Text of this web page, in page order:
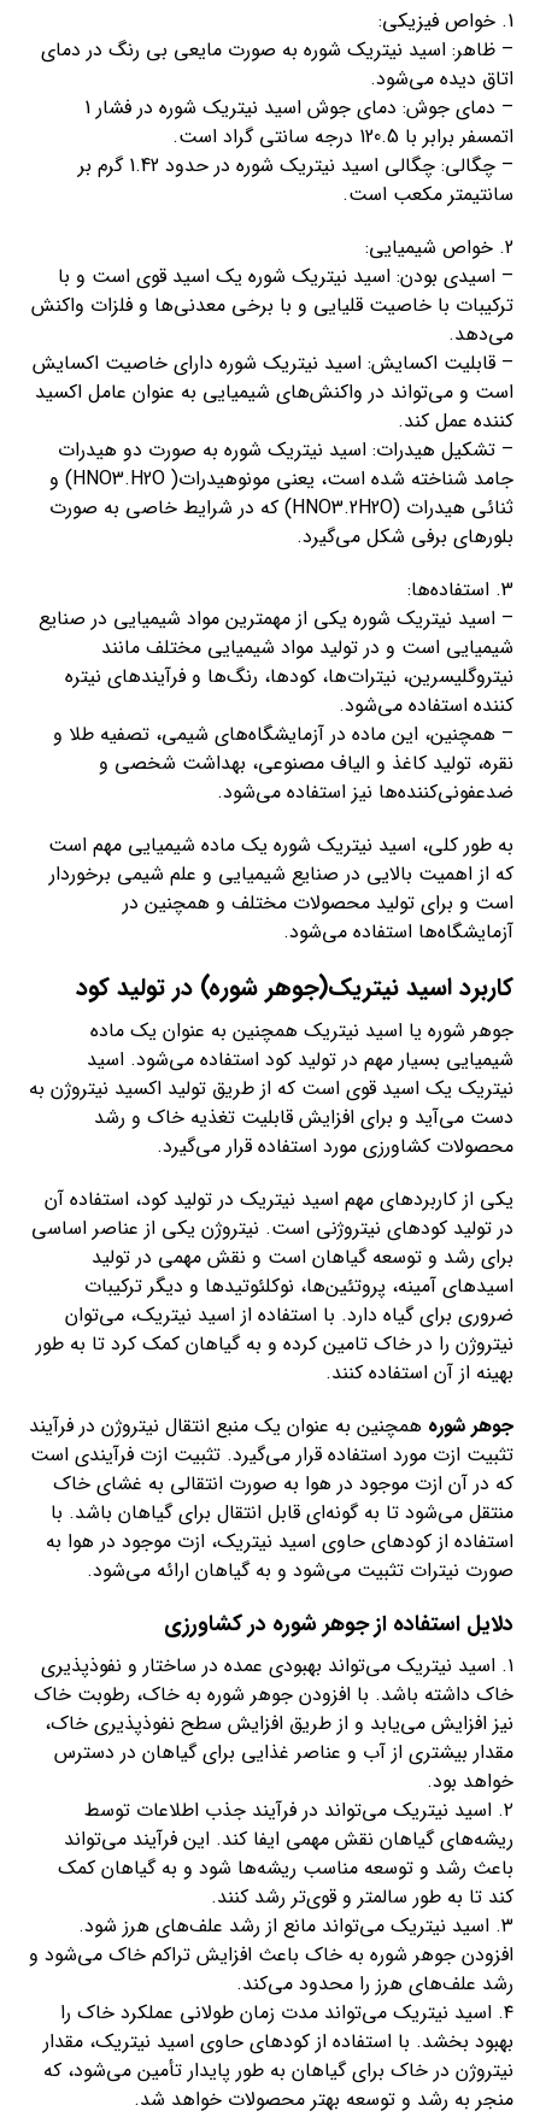
1. خواص فیزیکی:
– ظاهر: اسید نیتریک شوره به صورت مایعی بی رنگ در دمای
اتاق دیده می‌شود.
– دمای جوش: دمای جوش اسید نیتریک شوره در فشار 1
اتمسفر برابر با 120.5 درجه سانتی گراد است.
– چگالی: چگالی اسید نیتریک شوره در حدود 1.42 گرم بر
سانتیمتر مکعب است.
2. خواص شیمیایی:
– اسیدی بودن: اسید نیتریک شوره یک اسید قوی است و با
ترکیبات با خاصیت قلیایی و با برخی معدنی‌ها و فلزات واکنش
می‌دهد.
– قابلیت اکسایش: اسید نیتریک شوره دارای خاصیت اکسایش
است و می‌تواند در واکنش‌های شیمیایی به عنوان عامل اکسید
کننده عمل کند.
– تشکیل هیدرات: اسید نیتریک شوره به صورت دو هیدرات
جامد شناخته شده است، یعنی مونوهیدرات( HNO3.H2O) و
ثنائی هیدرات (HNO3.2H2O) که در شرایط خاصی به صورت
بلورهای برفی شکل می‌گیرد.
3. استفاده‌ها:
– اسید نیتریک شوره یکی از مهمترین مواد شیمیایی در صنایع
شیمیایی است و در تولید مواد شیمیایی مختلف مانند
نیتروگلیسرین، نیترات‌ها، کودها، رنگ‌ها و فرآیندهای نیتره
کننده استفاده می‌شود.
– همچنین، این ماده در آزمایشگاه‌های شیمی، تصفیه طلا و
نقره، تولید کاغذ و الیاف مصنوعی، بهداشت شخصی و
ضدعفونی‌کننده‌ها نیز استفاده می‌شود.
به طور کلی، اسید نیتریک شوره یک ماده شیمیایی مهم است
که از اهمیت بالایی در صنایع شیمیایی و علم شیمی برخوردار
است و برای تولید محصولات مختلف و همچنین در
آزمایشگاه‌ها استفاده می‌شود.
کاربرد اسید نیتریک(جوهر شوره) در تولید کود
جوهر شوره یا اسید نیتریک همچنین به عنوان یک ماده
شیمیایی بسیار مهم در تولید کود استفاده می‌شود. اسید
نیتریک یک اسید قوی است که از طریق تولید اکسید نیتروژن به
دست می‌آید و برای افزایش قابلیت تغذیه خاک و رشد
محصولات کشاورزی مورد استفاده قرار می‌گیرد.
یکی از کاربردهای مهم اسید نیتریک در تولید کود، استفاده آن
در تولید کودهای نیتروژنی است. نیتروژن یکی از عناصر اساسی
برای رشد و توسعه گیاهان است و نقش مهمی در تولید
اسیدهای آمینه، پروتئین‌ها، نوکلئوتیدها و دیگر ترکیبات
ضروری برای گیاه دارد. با استفاده از اسید نیتریک، می‌توان
نیتروژن را در خاک تامین کرده و به گیاهان کمک کرد تا به طور
بهینه از آن استفاده کنند.
جوهر شوره همچنین به عنوان یک منبع انتقال نیتروژن در فرآیند
تثبیت ازت مورد استفاده قرار می‌گیرد. تثبیت ازت فرآیندی است
که در آن ازت موجود در هوا به صورت انتقالی به غشای خاک
منتقل می‌شود تا به گونه‌ای قابل انتقال برای گیاهان باشد. با
استفاده از کودهای حاوی اسید نیتریک، ازت موجود در هوا به
صورت نیترات تثبیت می‌شود و به گیاهان ارائه می‌شود.
دلایل استفاده از جوهر شوره در کشاورزی
۱. اسید نیتریک می‌تواند بهبودی عمده در ساختار و نفوذپذیری
خاک داشته باشد. با افزودن جوهر شوره به خاک، رطوبت خاک
نیز افزایش می‌یابد و از طریق افزایش سطح نفوذپذیری خاک،
مقدار بیشتری از آب و عناصر غذایی برای گیاهان در دسترس
خواهد بود.
۲. اسید نیتریک می‌تواند در فرآیند جذب اطلاعات توسط
ریشه‌های گیاهان نقش مهمی ایفا کند. این فرآیند می‌تواند
باعث رشد و توسعه مناسب ریشه‌ها شود و به گیاهان کمک
کند تا به طور سالمتر و قوی‌تر رشد کنند.
۳. اسید نیتریک می‌تواند مانع از رشد علف‌های هرز شود.
افزودن جوهر شوره به خاک باعث افزایش تراکم خاک می‌شود و
رشد علف‌های هرز را محدود می‌کند.
۴. اسید نیتریک می‌تواند مدت زمان طولانی عملکرد خاک را
بهبود بخشد. با استفاده از کودهای حاوی اسید نیتریک، مقدار
نیتروژن در خاک برای گیاهان به طور پایدار تأمین می‌شود، که
منجر به رشد و توسعه بهتر محصولات خواهد شد.